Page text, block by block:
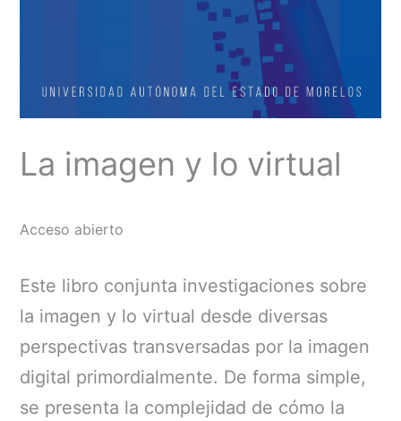
La imagen y lo virtual
Acceso abierto
Este libro conjunta investigaciones sobre
la imagen y lo virtual desde diversas
perspectivas transversadas por la imagen
digital primordialmente. De forma simple,
se presenta la complejidad de cómo la